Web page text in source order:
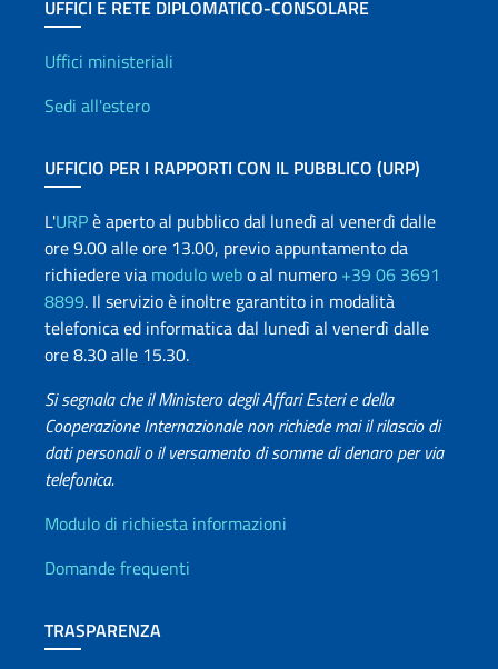
UFFICI E RETE DIPLOMATICO-CONSOLARE
Uffici e Rete diplomatica
Uffici ministeriali
Sedi all'estero
UFFICIO PER I RAPPORTI CON IL PUBBLICO (URP)
L'URPè aperto al pubblico dal lunedì al venerdì dalle
ore 9.00 alle ore 13.00, previo appuntamento da
richiedere via modulo webo al numero +39 06 3691
8899. Il servizio è inoltre garantito in modalità
telefonica ed informatica dal lunedì al venerdì dalle
ore 8.30 alle 15.30.
Si segnala che il Ministero degli Affari Esteri e della
Cooperazione Internazionale non richiede mai il rilascio di
dati personali o il versamento di somme di denaro per via
telefonica.
Info utili
Modulo di richiesta informazioni
Domande frequenti
TRASPARENZA